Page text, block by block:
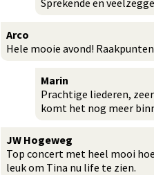
Arco
Hele mooie avond!
Marin
Prachtige liederen,
komt het nog meer
JW Hogeweg
Top concert met heel mooi
leuk om Tina nu life te zien.